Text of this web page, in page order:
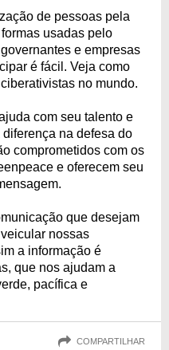
de pessoas pela
usadas pelo
e empresas
é fácil. Veja como
no mundo.
com seu talento e
na defesa do
comprometidos com os
e oferecem seu
que desejam
nossas
a informação é
que nos ajudam a
pacífica e
COMPARTILHAR